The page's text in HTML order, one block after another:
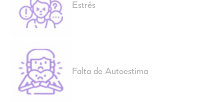
Estrés
Falta de Autoestima